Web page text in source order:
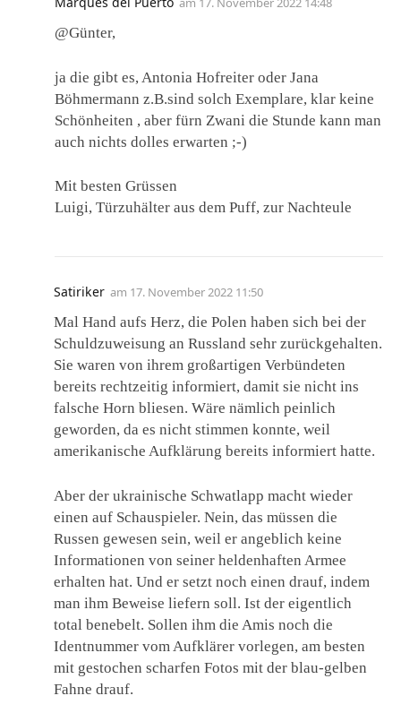
@Günter,
ja die gibt es, Antonia Hofreiter oder Jana
Böhmermann z.B.sind solch Exemplare, klar keine
Schönheiten , aber fürn Zwani die Stunde kann man
auch nichts dolles erwarten ;-)
Mit besten Grüssen
Luigi, Türzuhälter aus dem Puff, zur Nachteule
Satiriker am 17. November 2022 11:50
Mal Hand aufs Herz, die Polen haben sich bei der
Schuldzuweisung an Russland sehr zurückgehalten.
Sie waren von ihrem großartigen Verbündeten
bereits rechtzeitig informiert, damit sie nicht ins
falsche Horn bliesen. Wäre nämlich peinlich
geworden, da es nicht stimmen konnte, weil
amerikanische Aufklärung bereits informiert hatte.
Aber der ukrainische Schwatlapp macht wieder
einen auf Schauspieler. Nein, das müssen die
Russen gewesen sein, weil er angeblich keine
Informationen von seiner heldenhaften Armee
erhalten hat. Und er setzt noch einen drauf, indem
man ihm Beweise liefern soll. Ist der eigentlich
total benebelt. Sollen ihm die Amis noch die
Identnummer vom Aufklärer vorlegen, am besten
mit gestochen scharfen Fotos mit der blau-gelben
Fahne drauf.